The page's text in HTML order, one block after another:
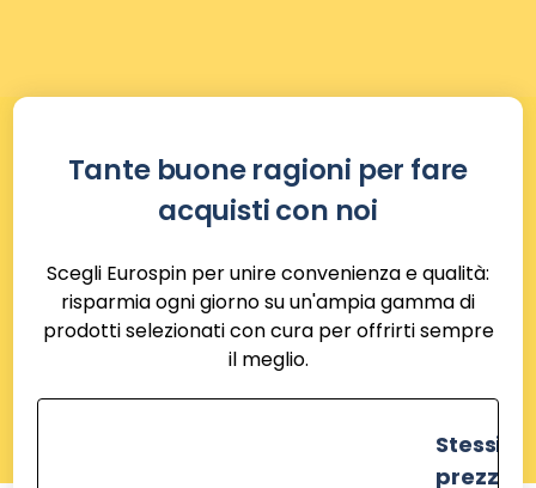
Tante buone ragioni per fare
acquisti con noi
Scegli Eurospin per unire convenienza e qualità:
risparmia ogni giorno su un'ampia gamma di
prodotti selezionati con cura per offrirti sempre
il meglio.
Stessi
prezzi